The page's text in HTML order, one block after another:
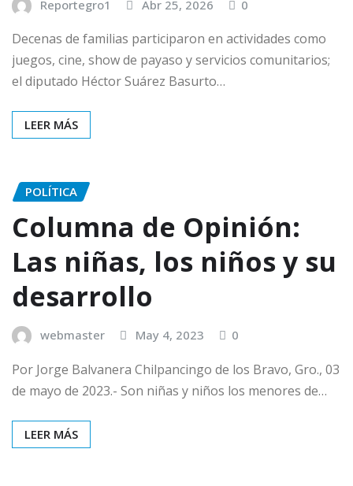
Reportegro1 Abr 25, 2026 0
Decenas de familias participaron en actividades como
juegos, cine, show de payaso y servicios comunitarios;
el diputado Héctor Suárez Basurto…
LEER MÁS
POLÍTICA
Columna de Opinión:
Las niñas, los niños y su
desarrollo
webmaster May 4, 2023 0
Por Jorge Balvanera Chilpancingo de los Bravo, Gro., 03
de mayo de 2023.- Son niñas y niños los menores de…
LEER MÁS